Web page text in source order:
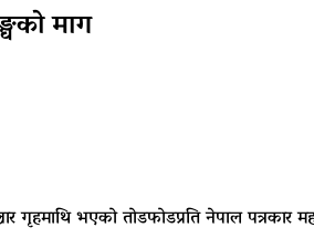
माग
भएको तोडफोडप्रति नेपाल पत्रकार